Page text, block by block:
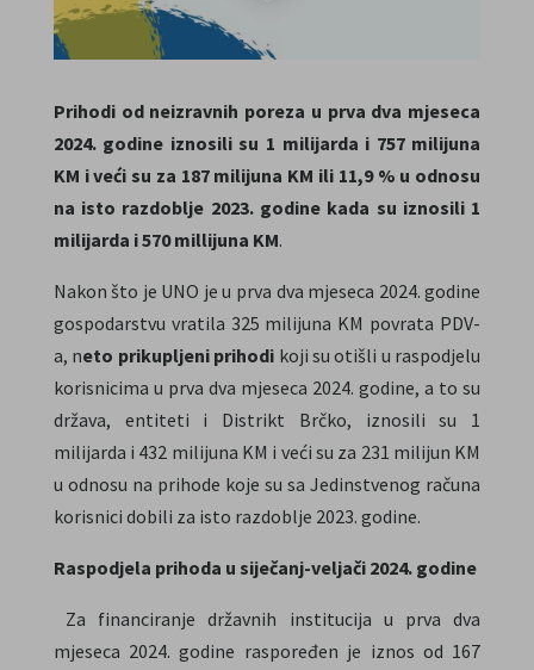
Prihodi od neizravnih poreza u prva dva mjeseca
2024. godine iznosili su 1 milijarda i 757 milijuna
KM i veći su za 187 milijuna KM ili 11,9 % u odnosu
na isto razdoblje 2023. godine kada su iznosili 1
milijarda i 570 millijuna KM.
Nakon što je UNO je u prva dva mjeseca 2024. godine
gospodarstvu vratila 325 milijuna KM povrata PDV-
a, neto prikupljeni prihodi koji su otišli u raspodjelu
korisnicima u prva dva mjeseca 2024. godine, a to su
država, entiteti i Distrikt Brčko, iznosili su 1
milijarda i 432 milijuna KM i veći su za 231 milijun KM
u odnosu na prihode koje su sa Jedinstvenog računa
korisnici dobili za isto razdoblje 2023. godine.
Raspodjela prihoda u siječanj-veljači 2024. godine
Za financiranje državnih institucija u prva dva
mjeseca 2024. godine raspoređen je iznos od 167